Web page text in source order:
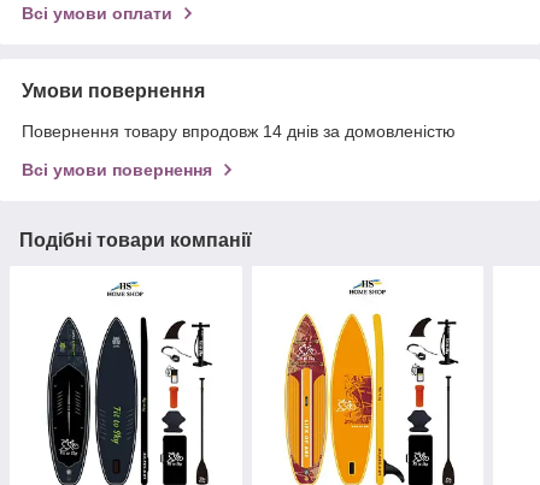
Всі умови оплати
Умови повернення
Повернення товару впродовж 14 днів за домовленістю
Всі умови повернення
Подібні товари компанії